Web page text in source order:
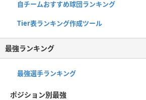
自チームおすすめ球団ランキング
Tier表ランキング作成ツール
最強ランキング
最強選手ランキング
ポジション別最強